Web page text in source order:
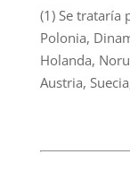
(1) Se trataría
Polonia,
Holanda,
Austria,